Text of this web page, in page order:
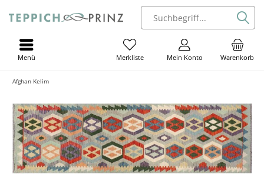
Warenkorb
Mein Konto
Merkliste
Menü
Afghan Kelim